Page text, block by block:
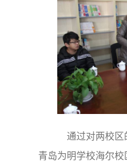
通过对两校区
青岛为明学校海尔